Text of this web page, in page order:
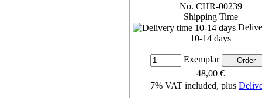
No. CHR-00239
Shipping Time
10-14 days
Exemplar
48,00 €
7% VAT included, plus